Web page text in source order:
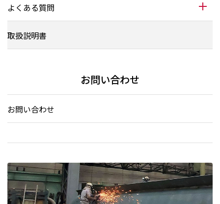
よくある質問
取扱説明書
お問い合わせ
お問い合わせ